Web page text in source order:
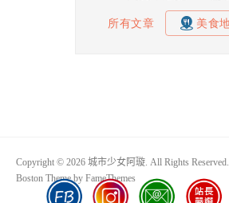
Copyright © 2026 城市少女阿璇. All Rights Reserved.
Boston Theme by FameThemes